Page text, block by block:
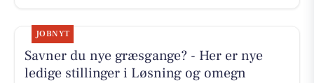
JOBNYT
Savner du nye græsgange? - Her er nye
ledige stillinger i Løsning og omegn